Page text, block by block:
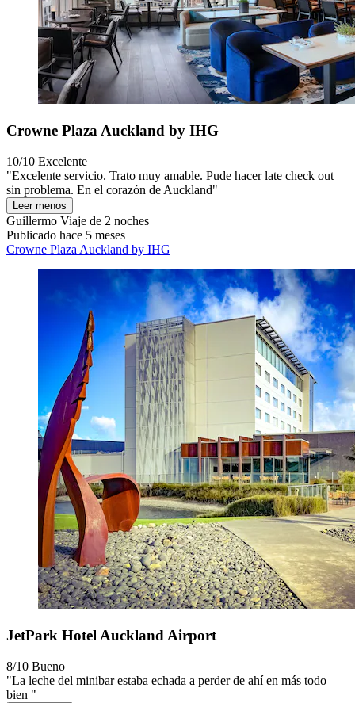
Crowne Plaza Auckland by IHG
10/10 Excelente
"Excelente servicio. Trato muy amable. Pude hacer late check out
sin problema. En el corazón de Auckland"
Leer menos
Guillermo Viaje de 2 noches
Publicado hace 5 meses
Crowne Plaza Auckland by IHG
JetPark Hotel Auckland Airport
8/10 Bueno
"La leche del minibar estaba echada a perder de ahí en más todo
bien "